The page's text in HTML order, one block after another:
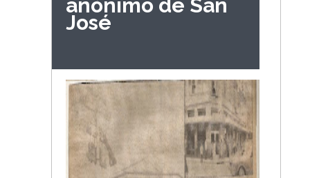
DE SAN
JOSÉ,
TIENDA
anónimo de San
José